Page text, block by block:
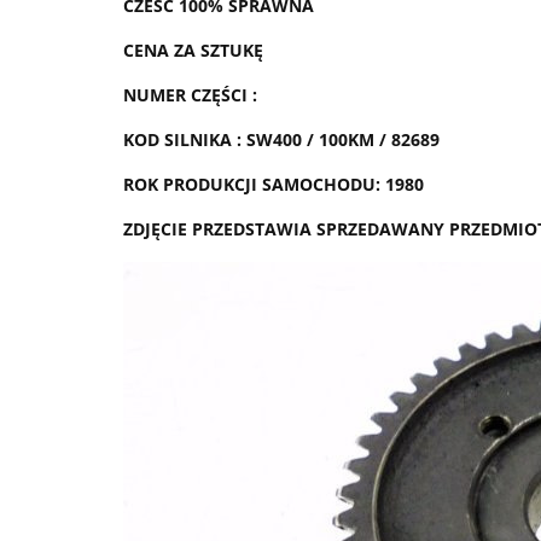
CZEŚĆ 100% SPRAWNA
CENA ZA SZTUKĘ
NUMER CZĘŚCI :
KOD SILNIKA : SW400 / 100KM / 82689
ROK PRODUKCJI SAMOCHODU: 1980
ZDJĘCIE PRZEDSTAWIA SPRZEDAWANY